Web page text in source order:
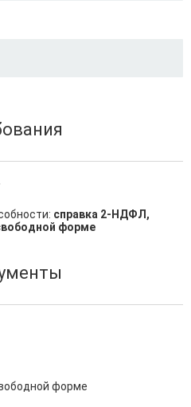
справка 2-НДФЛ,
форме
форме